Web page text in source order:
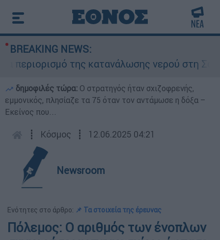
BREAKING NEWS:
της κατανάλωσης νερού στη Σάρτη
δημοφιλές τώρα: O στρατηγός ήταν σχιζοφρενής,
εμμονικός, πλησίαζε τα 75 όταν τον αντάμωσε η δόξα –
Εκείνος που...
┋ Κόσμος ┋ 12.06.2025 04:21
Newsroom
Ενότητες στο άρθρο: 📌 Τα στοιχεία της έρευνας
Πόλεμος: Ο αριθμός των ένοπλων